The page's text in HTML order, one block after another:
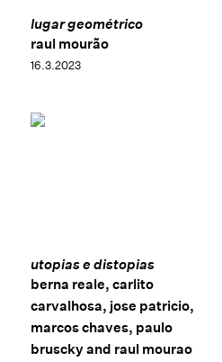
lugar geométrico
raul mourão
16.3.2023
utopias e distopias
berna reale, carlito
carvalhosa, jose patricio,
marcos chaves, paulo
bruscky and raul mourao